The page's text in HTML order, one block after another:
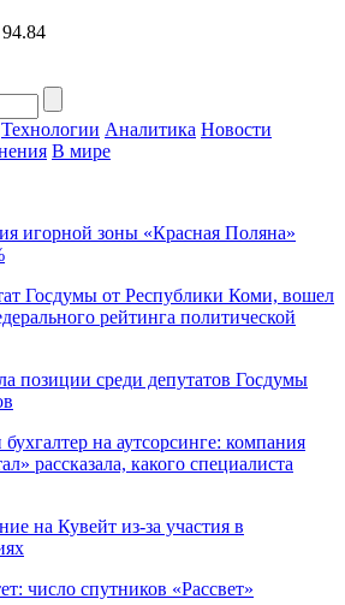
Технологии Аналитика Новости
В мире
игорной зоны «Красная Поляна»
Госдумы от Республики Коми, вошел
рейтинга политической
позиции среди депутатов Госдумы
на аутсорсинге: компания
рассказала, какого специалиста
на Кувейт из-за участия в
число спутников «Рассвет»